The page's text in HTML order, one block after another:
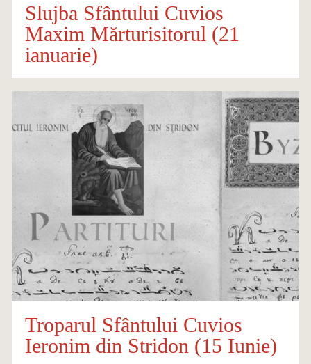
Slujba Sfântului Cuvios
Maxim Mărturisitorul (21
ianuarie)
Troparul Sfântului Cuvios
Ieronim din Stridon (15 Iunie)